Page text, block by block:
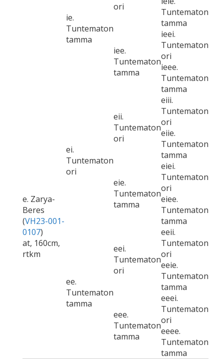
ie.
Tuntematon
tamma
ori
Tuntematon
tamma
iee.
Tuntematon
tamma
ieei.
Tuntematon
ori
ieee.
Tuntematon
tamma
e. Zarya-
Beres
(VH23-001-
0107)
at, 160cm,
rtkm
ei.
Tuntematon
ori
eii.
Tuntematon
ori
eiii.
Tuntematon
ori
eiie.
Tuntematon
tamma
eie.
Tuntematon
tamma
eiei.
Tuntematon
ori
eiee.
Tuntematon
tamma
ee.
Tuntematon
tamma
eei.
Tuntematon
ori
eeii.
Tuntematon
ori
eeie.
Tuntematon
tamma
eee.
Tuntematon
tamma
eeei.
Tuntematon
ori
eeee.
Tuntematon
tamma